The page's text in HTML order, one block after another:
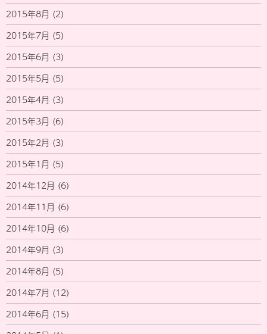
2015年8月 (2)
2015年7月 (5)
2015年6月 (3)
2015年5月 (5)
2015年4月 (3)
2015年3月 (6)
2015年2月 (3)
2015年1月 (5)
2014年12月 (6)
2014年11月 (6)
2014年10月 (6)
2014年9月 (3)
2014年8月 (5)
2014年7月 (12)
2014年6月 (15)